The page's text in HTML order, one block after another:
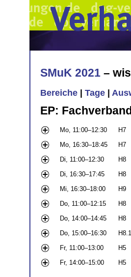
SMuK 2021 –
Bereiche Tage
EP:
Mo, 11:00–12:30 H7
Mo, 16:30–18:45
H7
Di, 11:00–12:30
H8
Di, 16:30–17:45
H8
Mi, 16:30–18:00
H9
Do, 11:00–12:15
H8
Do, 14:00–14:45
H8
Do, 15:00–16:30
H8.1
Fr, 11:00–13:00
H5
Fr, 14:00–15:00
H5